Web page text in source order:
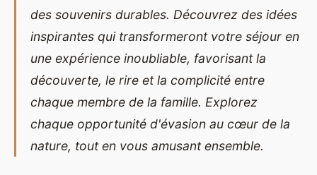
des souvenirs durables. Découvrez des idées
inspirantes qui transformeront votre séjour en
une expérience inoubliable, favorisant la
découverte, le rire et la complicité entre
chaque membre de la famille. Explorez
chaque opportunité d'évasion au cœur de la
nature, tout en vous amusant ensemble.